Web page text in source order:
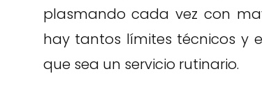
plasmando cada vez con
hay tantos límites técnicos y
que sea un servicio rutinario.